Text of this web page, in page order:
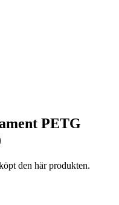
PETG
den här produkten.